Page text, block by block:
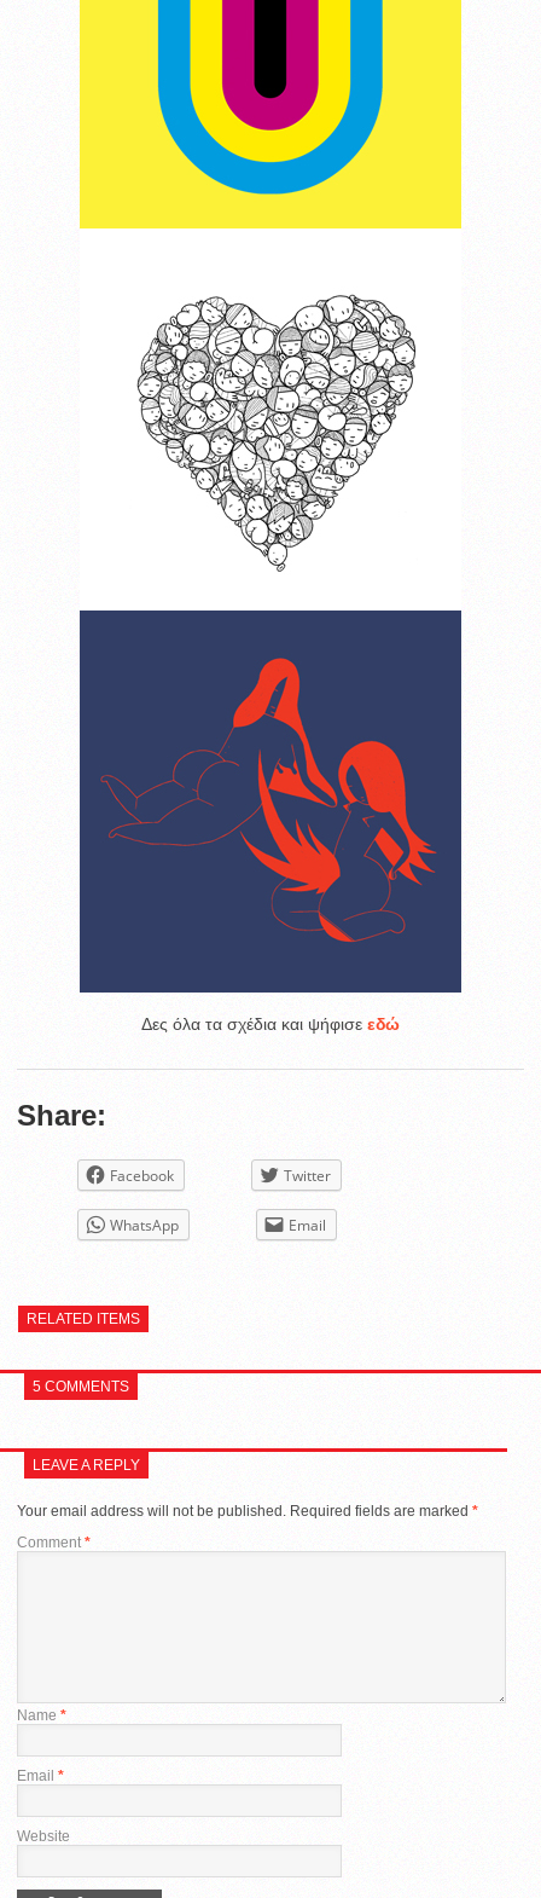
Δες όλα τα σχέδια και ψήφισε εδώ
Share:
Facebook Twitter
WhatsApp Email
RELATED ITEMS
5 COMMENTS
LEAVE A REPLY
Your email address will not be published. Required fields are marked *
Comment*
Name *
Email *
Website